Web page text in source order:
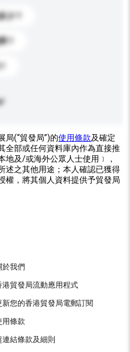
少？
？
局(“貿發局”)的使用條款及確定
全部或任何資料庫內作為直接推
地及/或海外公眾人士使用﹞，
述之其他用途；本人確認已獲得
權，將其個人資料提供予貿發局
於我們
港貿發局流動應用程式
新您的香港貿發局電郵訂閱
用條款
連結條款及細則